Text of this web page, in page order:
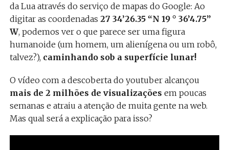
da Lua através do serviço de mapas do Google: Ao
digitar as coordenadas 27 34’26.35 “N 19 ° 36’4.75”
W, podemos ver o que parece ser uma figura
humanoide (um homem, um alienígena ou um robô,
talvez?), caminhando sob a superfície lunar!
O vídeo com a descoberta do youtuber alcançou
mais de 2 milhões de visualizações em poucas
semanas e atraiu a atenção de muita gente na web.
Mas qual será a explicação para isso?